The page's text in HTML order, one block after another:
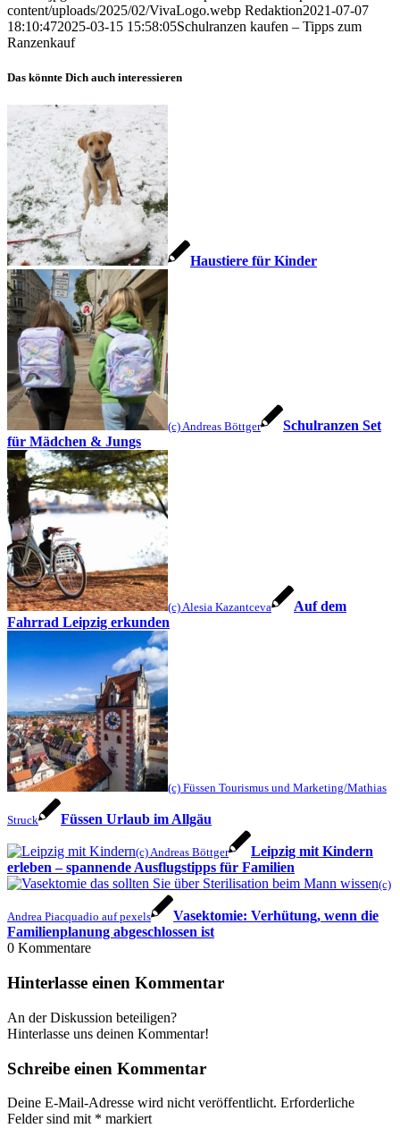
content/uploads/2025/02/VivaLogo.webp Redaktion2021-07-07
18:10:472025-03-15 15:58:05Schulranzen kaufen – Tipps zum
Ranzenkauf
Das könnte Dich auch interessieren
Haustiere für Kinder
(c) Andreas Böttger
Schulranzen Set
für Mädchen & Jungs
(c) Alesia Kazantceva
Auf dem
Fahrrad Leipzig erkunden
(c) Füssen Tourismus und Marketing/Mathias
Struck Füssen Urlaub im Allgäu
(c) Andreas Böttger
Leipzig mit Kindern
erleben – spannende Ausflugstipps für Familien
(c)
Andrea Piacquadio auf pexels
Vasektomie: Verhütung, wenn die
Familienplanung abgeschlossen ist
0 Kommentare
Hinterlasse einen Kommentar
An der Diskussion beteiligen?
Hinterlasse uns deinen Kommentar!
Schreibe einen Kommentar
Deine E-Mail-Adresse wird nicht veröffentlicht. Erforderliche
Felder sind mit * markiert